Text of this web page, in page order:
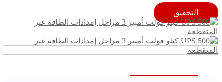
التحقيق